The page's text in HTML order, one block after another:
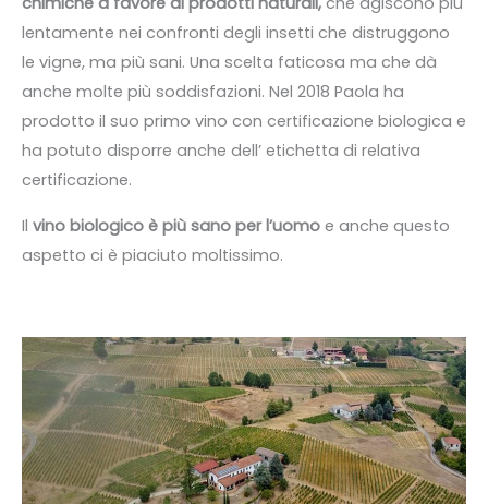
lentamente nei confronti degli insetti che distruggono
le vigne, ma più sani. Una scelta faticosa ma che dà
anche molte più soddisfazioni. Nel 2018 Paola ha
prodotto il suo primo vino con certificazione biologica e
ha potuto disporre anche dell’ etichetta di relativa
certificazione.
Il vino biologico è più sano per l’uomo e anche questo
aspetto ci è piaciuto moltissimo.